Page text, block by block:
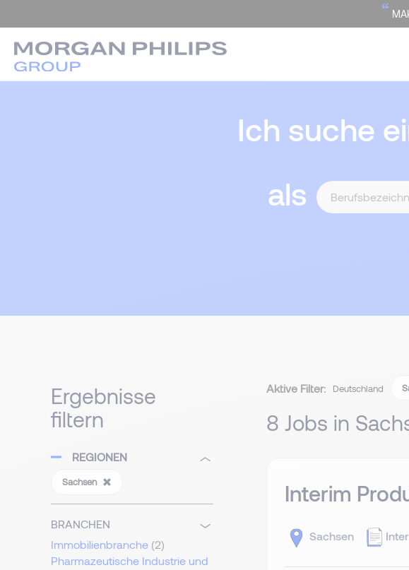
“
Ich suche
als
Ergebnisse
filtern
REGIONEN
Sachsen
BRANCHEN
Immobilienbranche (2)
Pharmazeutische Industrie und
Aktive Filter: Deutschland
8 Jobs in
Interim
Sachsen